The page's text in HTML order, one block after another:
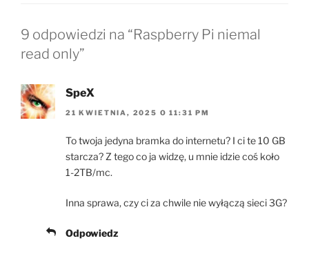
9 odpowiedzi na “Raspberry Pi niemal
read only”
SpeX
21 KWIETNIA, 2025 O 11:31 PM
To twoja jedyna bramka do internetu? I ci te 10 GB
starcza? Z tego co ja widzę, u mnie idzie coś koło
1-2TB/mc.
Inna sprawa, czy ci za chwile nie wyłączą sieci 3G?
Odpowiedz